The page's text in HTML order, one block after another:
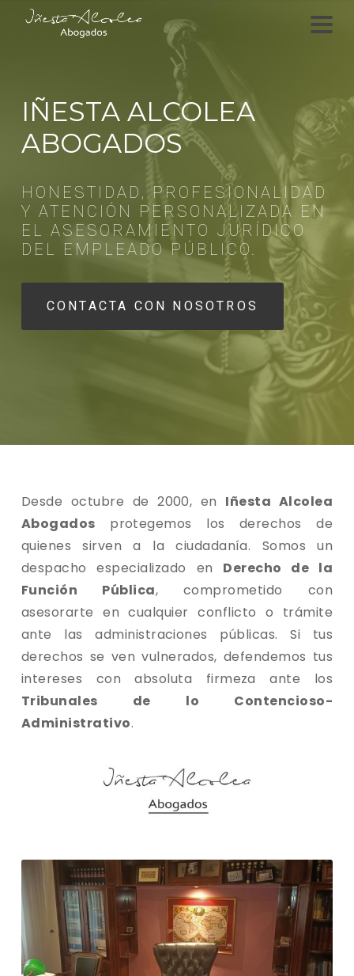
IÑESTA ALCOLEA
ABOGADOS
HONESTIDAD, PROFESIONALIDAD
Y ATENCIÓN PERSONALIZADA EN
EL ASESORAMIENTO JURÍDICO
DEL EMPLEADO PÚBLICO.
CONTACTA CON NOSOTROS
Desde octubre de 2000, en Iñesta Alcolea
Abogados protegemos los derechos de
quienes sirven a la ciudadanía. Somos un
despacho especializado en Derecho de la
Función Pública, comprometido con
asesorarte en cualquier conflicto o trámite
ante las administraciones públicas. Si tus
derechos se ven vulnerados, defendemos tus
intereses con absoluta firmeza ante los
Tribunales de lo Contencioso-
Administrativo.